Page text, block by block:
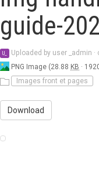
guide-
U_
user
_admin
Uploaded by user _admin ·
PNG Image (28.88 KB ·
Images front et pages
Download